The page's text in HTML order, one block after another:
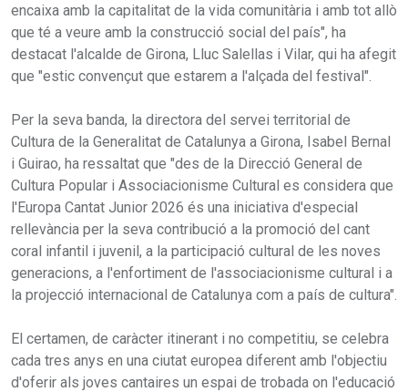
encaixa amb la capitalitat de la vida comunitària i amb tot allò
que té a veure amb la construcció social del país", ha
destacat l'alcalde de Girona, Lluc Salellas i Vilar, qui ha afegit
que "estic convençut que estarem a l'alçada del festival".
Per la seva banda, la directora del servei territorial de
Cultura de la Generalitat de Catalunya a Girona, Isabel Bernal
i Guirao, ha ressaltat que "des de la Direcció General de
Cultura Popular i Associacionisme Cultural es considera que
l'Europa Cantat Junior 2026 és una iniciativa d'especial
rellevància per la seva contribució a la promoció del cant
coral infantil i juvenil, a la participació cultural de les noves
generacions, a l'enfortiment de l'associacionisme cultural i a
la projecció internacional de Catalunya com a país de cultura".
El certamen, de caràcter itinerant i no competitiu, se celebra
cada tres anys en una ciutat europea diferent amb l'objectiu
d'oferir als joves cantaires un espai de trobada on l'educació